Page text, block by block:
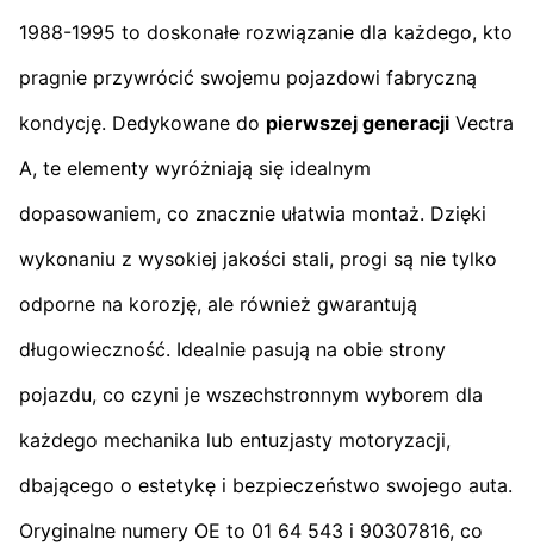
1988-1995 to doskonałe rozwiązanie dla każdego, kto
pragnie przywrócić swojemu pojazdowi fabryczną
kondycję. Dedykowane do pierwszej generacji Vectra
A, te elementy wyróżniają się idealnym
dopasowaniem, co znacznie ułatwia montaż. Dzięki
wykonaniu z wysokiej jakości stali, progi są nie tylko
odporne na korozję, ale również gwarantują
długowieczność. Idealnie pasują na obie strony
pojazdu, co czyni je wszechstronnym wyborem dla
każdego mechanika lub entuzjasty motoryzacji,
dbającego o estetykę i bezpieczeństwo swojego auta.
Oryginalne numery OE to 01 64 543 i 90307816, co